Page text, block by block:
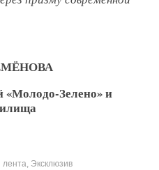
«Молодо-Зелено» и
лента, Эксклюзив